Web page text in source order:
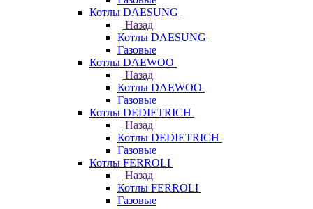
Котлы DAESUNG
Назад
Котлы DAESUNG
Газовые
Котлы DAEWOO
Назад
Котлы DAEWOO
Газовые
Котлы DEDIETRICH
Назад
Котлы DEDIETRICH
Газовые
Котлы FERROLI
Назад
Котлы FERROLI
Газовые